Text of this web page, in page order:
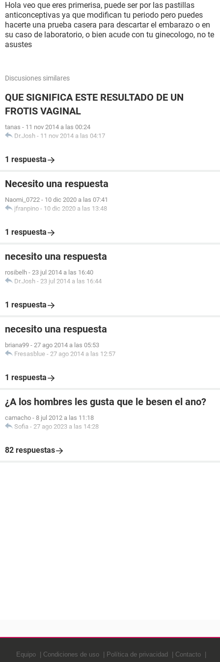
Hola veo que eres primerisa, puede ser por las pastillas
anticonceptivas ya que modifican tu periodo pero puedes
hacerte una prueba casera para descartar el embarazo o en
su caso de laboratorio, o bien acude con tu ginecologo, no te
asustes
Discusiones similares
QUE SIGNIFICA ESTE RESULTADO DE UN
FROTIS VAGINAL
tanas - 11 nov 2014 a las 00:24
Dr.Josh - 11 nov 2014 a las 04:17
1 respuesta
Necesito una respuesta
Naomi_0722 - 10 dic 2020 a las 07:41
jfranpino - 10 dic 2020 a las 13:48
1 respuesta
necesito una respuesta
rosibelh - 23 jul 2014 a las 16:40
Dr.Josh - 23 jul 2014 a las 16:44
1 respuesta
necesito una respuesta
briana99 - 27 ago 2014 a las 05:53
Fresasblue - 27 ago 2014 a las 12:57
1 respuesta
¿A los hombres les gusta que le besen el ano?
camacho - 8 jul 2012 a las 11:18
Sofia - 27 ago 2023 a las 14:28
82 respuestas
Equipo Condiciones de uso Política de privacidad Contacto